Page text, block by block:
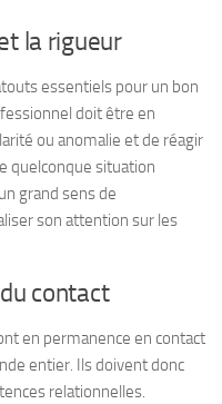
la rigueur
essentiels pour un bon
doit être en
ou anomalie et de réagir
quelconque situation
grand sens de
son attention sur les
contact
en permanence en contact
entier. Ils doivent donc
relationnelles.